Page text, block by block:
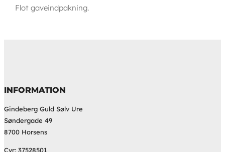
Flot gaveindpakning.
INFORMATION
Gindeberg Guld Sølv Ure
Søndergade 49
8700 Horsens
Cvr: 37528501